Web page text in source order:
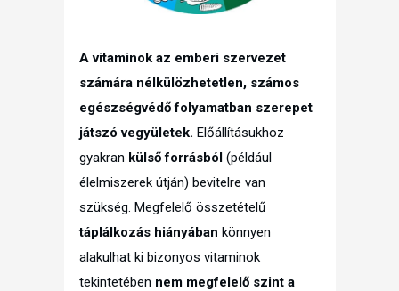
A vitaminok az emberi szervezet
számára nélkülözhetetlen, számos
egészségvédő folyamatban szerepet
játszó vegyületek. Előállításukhoz
gyakran külső forrásból (például
élelmiszerek útján) bevitelre van
szükség. Megfelelő összetételű
táplálkozás hiányában könnyen
alakulhat ki bizonyos vitaminok
tekintetében nem megfelelő szint a